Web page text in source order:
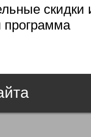
скидки
программа